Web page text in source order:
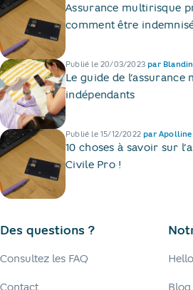
Assurance multirisque
comment être
Publié le20/03/2023 par
Le guide de
indépendants
Publié le15/12/2022 par Apolline
10 choses à savoir sur
Civile Pro !
Des questions ?
Consultez les FAQ
Contact Blog